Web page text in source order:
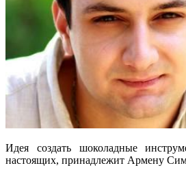
Идея создать шоколадные
настоящих, принадлежит Армену